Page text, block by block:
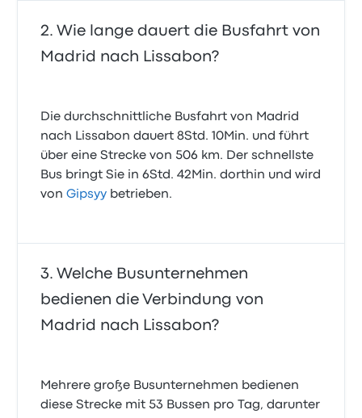
Wie lange dauert die Busfahrt von
Madrid nach Lissabon?
Die durchschnittliche Busfahrt von Madrid
nach Lissabon dauert 8Std. 10Min. und führt
über eine Strecke von 506 km. Der schnellste
Bus bringt Sie in 6Std. 42Min. dorthin und wird
vonGipsyy betrieben.
Welche Busunternehmen
bedienen die Verbindung von
Madrid nach Lissabon?
Mehrere große Busunternehmen bedienen
diese Strecke mit 53 Bussen pro Tag, darunter